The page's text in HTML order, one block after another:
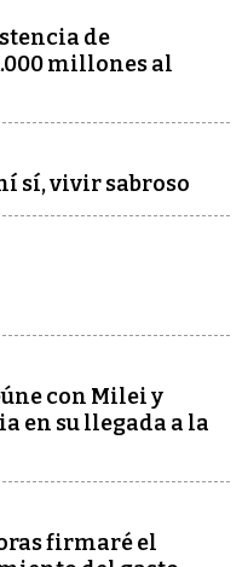
de
millones al
sí, vivir sabroso
con Milei y
en su llegada a la
firmaré el